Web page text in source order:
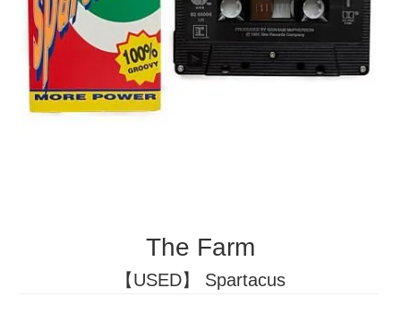
The Farm
【USED】 Spartacus